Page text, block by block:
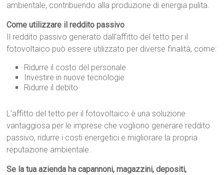
ambientale, contribuendo alla produzione di energia pulita.
Come utilizzare il reddito passivo
Il reddito passivo generato dall’affitto del tetto per il
fotovoltaico può essere utilizzato per diverse finalità, come:
Ridurre il costo del personale
Investire in nuove tecnologie
Ridurre il debito
L’affitto del tetto per il fotovoltaico è una soluzione
vantaggiosa per le imprese che vogliono generare reddito
passivo, ridurre i costi energetici e migliorare la propria
reputazione ambientale.
Se la tua azienda ha capannoni, magazzini, depositi,